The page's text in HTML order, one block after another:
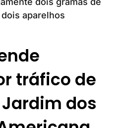
aparelhos
tráfico de
dos